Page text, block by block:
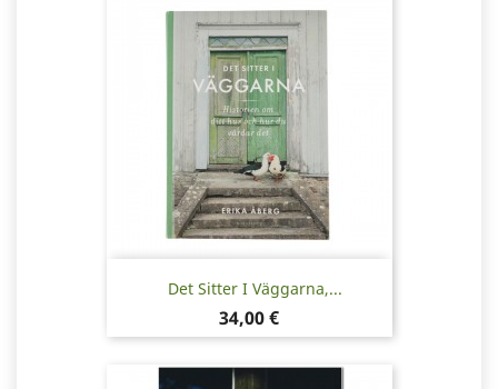
Det Sitter I Väggarna,...
Pris
34,00 €